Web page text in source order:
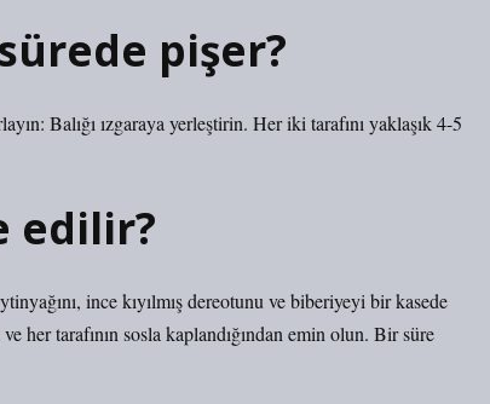
pişer?
Balığı ızgaraya yerleştirin. Her iki tarafını yaklaşık 4-5
edilir?
ince kıyılmış dereotunu ve biberiyeyi bir kasede
her tarafının sosla kaplandığından emin olun. Bir süre